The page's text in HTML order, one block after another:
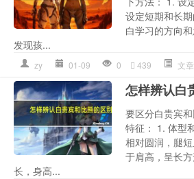
设定短期和长
白学习的方向
发现孩...
zy 01-09 0 439 文
怎样辨认白
要区分白贵宾
特征： 1. 体型
相对圆润，腿
于肩高，呈长
长，身高...